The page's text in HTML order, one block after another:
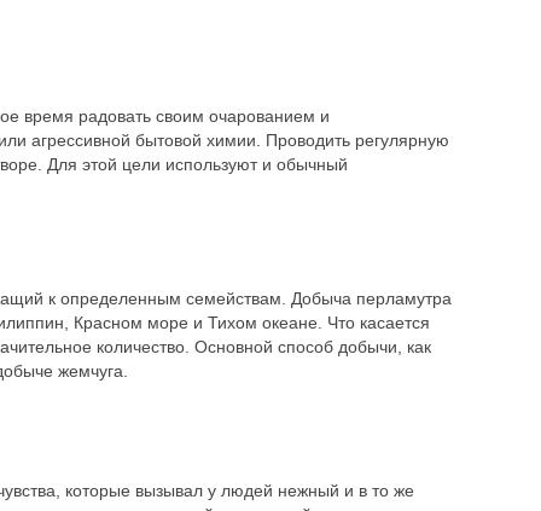
время радовать своим очарованием и
агрессивной бытовой химии. Проводить регулярную
Для этой цели используют и обычный
к определенным семействам. Добыча перламутра
Красном море и Тихом океане. Что касается
количество. Основной способ добычи, как
жемчуга.
которые вызывал у людей нежный и в то же